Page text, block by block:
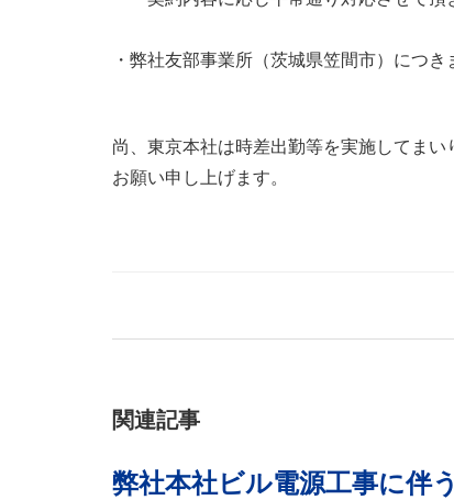
・弊社友部事業所（茨城県笠間市）につ
尚、東京本社は時差出勤等を実施してま
お願い申し上げます。
関連記事
弊社本社ビル電源工事に伴